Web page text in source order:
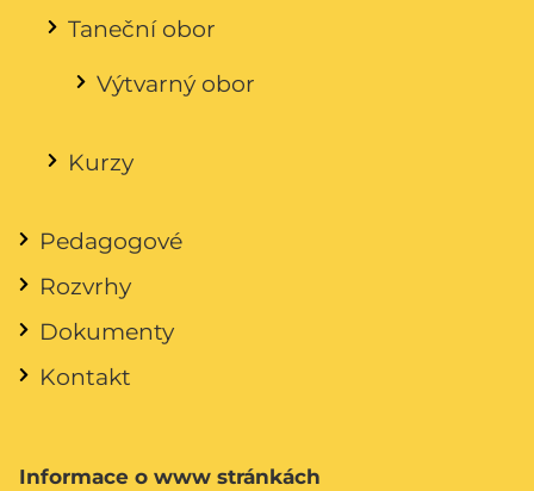
Taneční obor
Výtvarný obor
Kurzy
Pedagogové
Rozvrhy
Dokumenty
Kontakt
Informace o www stránkách